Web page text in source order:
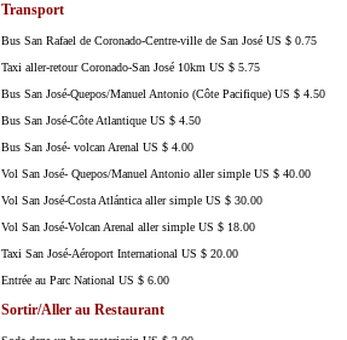
Transport
Bus San Rafael de Coronado-Centre-ville de San José US $ 0.75
Taxi aller-retour Coronado-San José 10km US $ 5.75
Bus San José-Quepos/Manuel Antonio (Côte Pacifique) US $ 4.50
Bus San José-Côte Atlantique US $ 4.50
Bus San José- volcan Arenal US $ 4.00
Vol San José- Quepos/Manuel Antonio aller simple US $ 40.00
Vol San José-Costa Atlántica aller simple US $ 30.00
Vol San José-Volcan Arenal aller simple US $ 18.00
Taxi San José-Aéroport International US $ 20.00
Entrée au Parc National US $ 6.00
Sortir/Aller au Restaurant